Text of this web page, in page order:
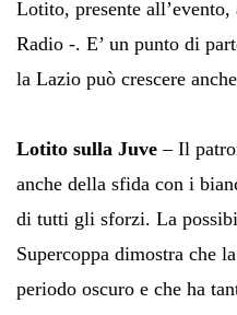
Lotito, presente
Radio -. E’ un punto di
la Lazio può crescere
Lotito sulla Juve– Il
anche della sfida con i
di tutti gli sforzi. La
Supercoppa dimostra che
periodo oscuro e che ha